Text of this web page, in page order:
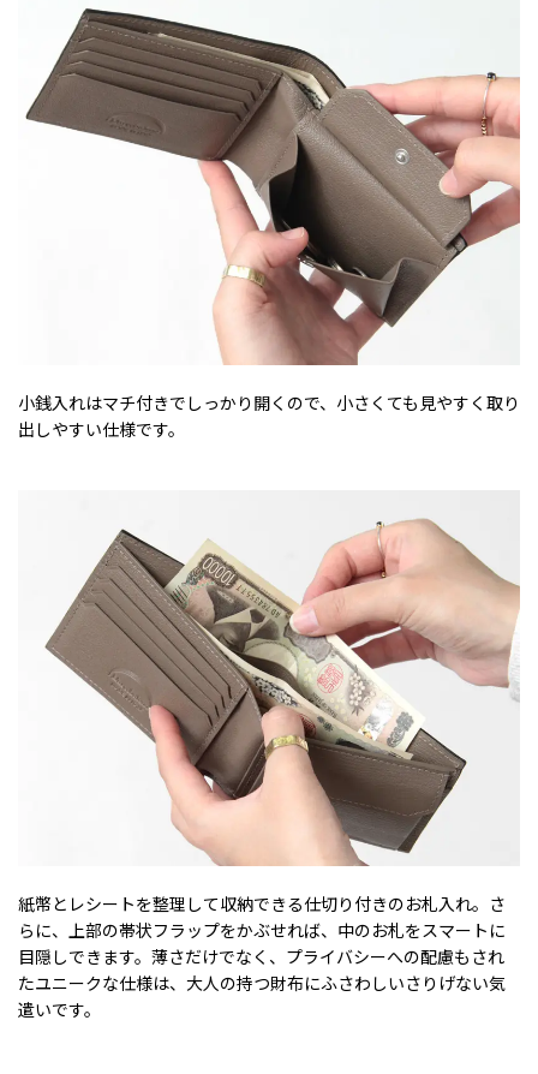
小銭入れはマチ付きでしっかり開くので、小さくても見やすく取り
出しやすい仕様です。
紙幣とレシートを整理して収納できる仕切り付きのお札入れ。さ
らに、上部の帯状フラップをかぶせれば、中のお札をスマートに
目隠しできます。薄さだけでなく、プライバシーへの配慮もされ
たユニークな仕様は、大人の持つ財布にふさわしいさりげない気
遣いです。